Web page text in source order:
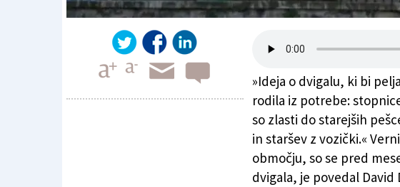
Želja po dvigalu do cerkve sv. Marije velike
»Ideja o dvigalu, ki bi
rodila iz potrebe:
so zlasti do starejših
in staršev z vozički.«
območju, so se pred
dvigala, je povedal David